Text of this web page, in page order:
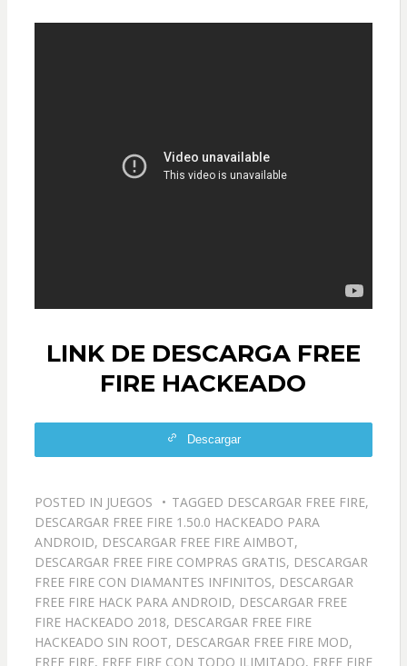
LINK DE DESCARGA FREE
FIRE HACKEADO
Descargar
POSTED IN JUEGOS TAGGED DESCARGAR FREE FIRE,
DESCARGAR FREE FIRE 1.50.0 HACKEADO PARA
ANDROID, DESCARGAR FREE FIRE AIMBOT,
DESCARGAR FREE FIRE COMPRAS GRATIS, DESCARGAR
FREE FIRE CON DIAMANTES INFINITOS, DESCARGAR
FREE FIRE HACK PARA ANDROID, DESCARGAR FREE
FIRE HACKEADO 2018, DESCARGAR FREE FIRE
HACKEADO SIN ROOT, DESCARGAR FREE FIRE MOD,
FREE FIRE, FREE FIRE CON TODO ILIMITADO, FREE FIRE